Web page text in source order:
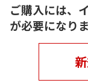
ご購入には、
が必要になりま